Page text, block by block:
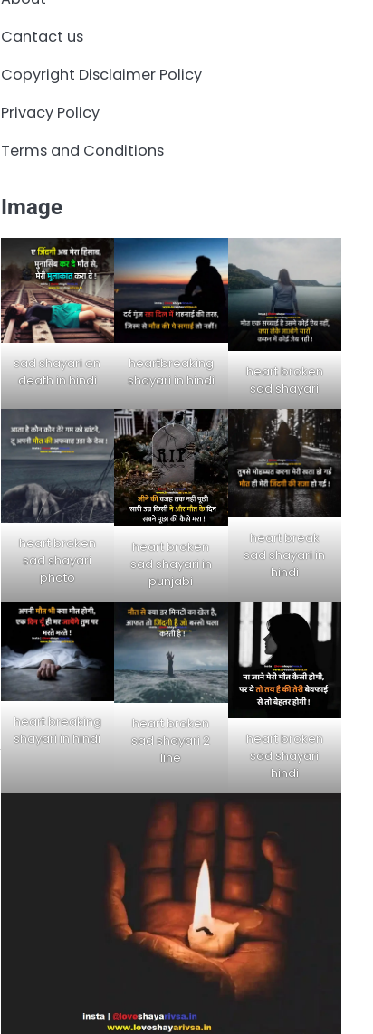
Cantact us
Copyright Disclaimer Policy
Privacy Policy
Terms and Conditions
Image
sad shayari on
death in hindi
heartbreaking
shayari in hindi
heart broken
sad shayari
heart broken
sad shayari
photo
heart broken
sad shayari in
punjabi
heart break
sad shayari in
hindi
heart breaking
shayari in hindi
heart broken
sad shayari 2
line
heart broken
sad shayari
hindi